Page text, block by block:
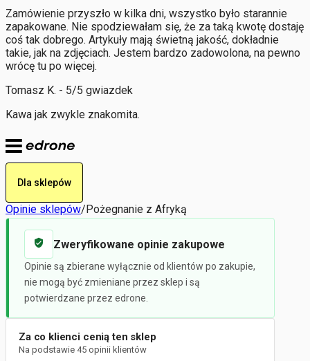
Zamówienie przyszło w kilka dni, wszystko było starannie
zapakowane. Nie spodziewałam się, że za taką kwotę dostaję
coś tak dobrego. Artykuły mają świetną jakość, dokładnie
takie, jak na zdjęciach. Jestem bardzo zadowolona, na pewno
wrócę tu po więcej.
Tomasz K. - 5/5 gwiazdek
Kawa jak zwykle znakomita.
Dla sklepów
Opinie sklepów/Pożegnanie z Afryką
Zweryfikowane opinie zakupowe
Opinie są zbierane wyłącznie od klientów po zakupie,
nie mogą być zmieniane przez sklep i są
potwierdzane przez edrone.
Za co klienci cenią ten sklep
Na podstawie 45 opinii klientów